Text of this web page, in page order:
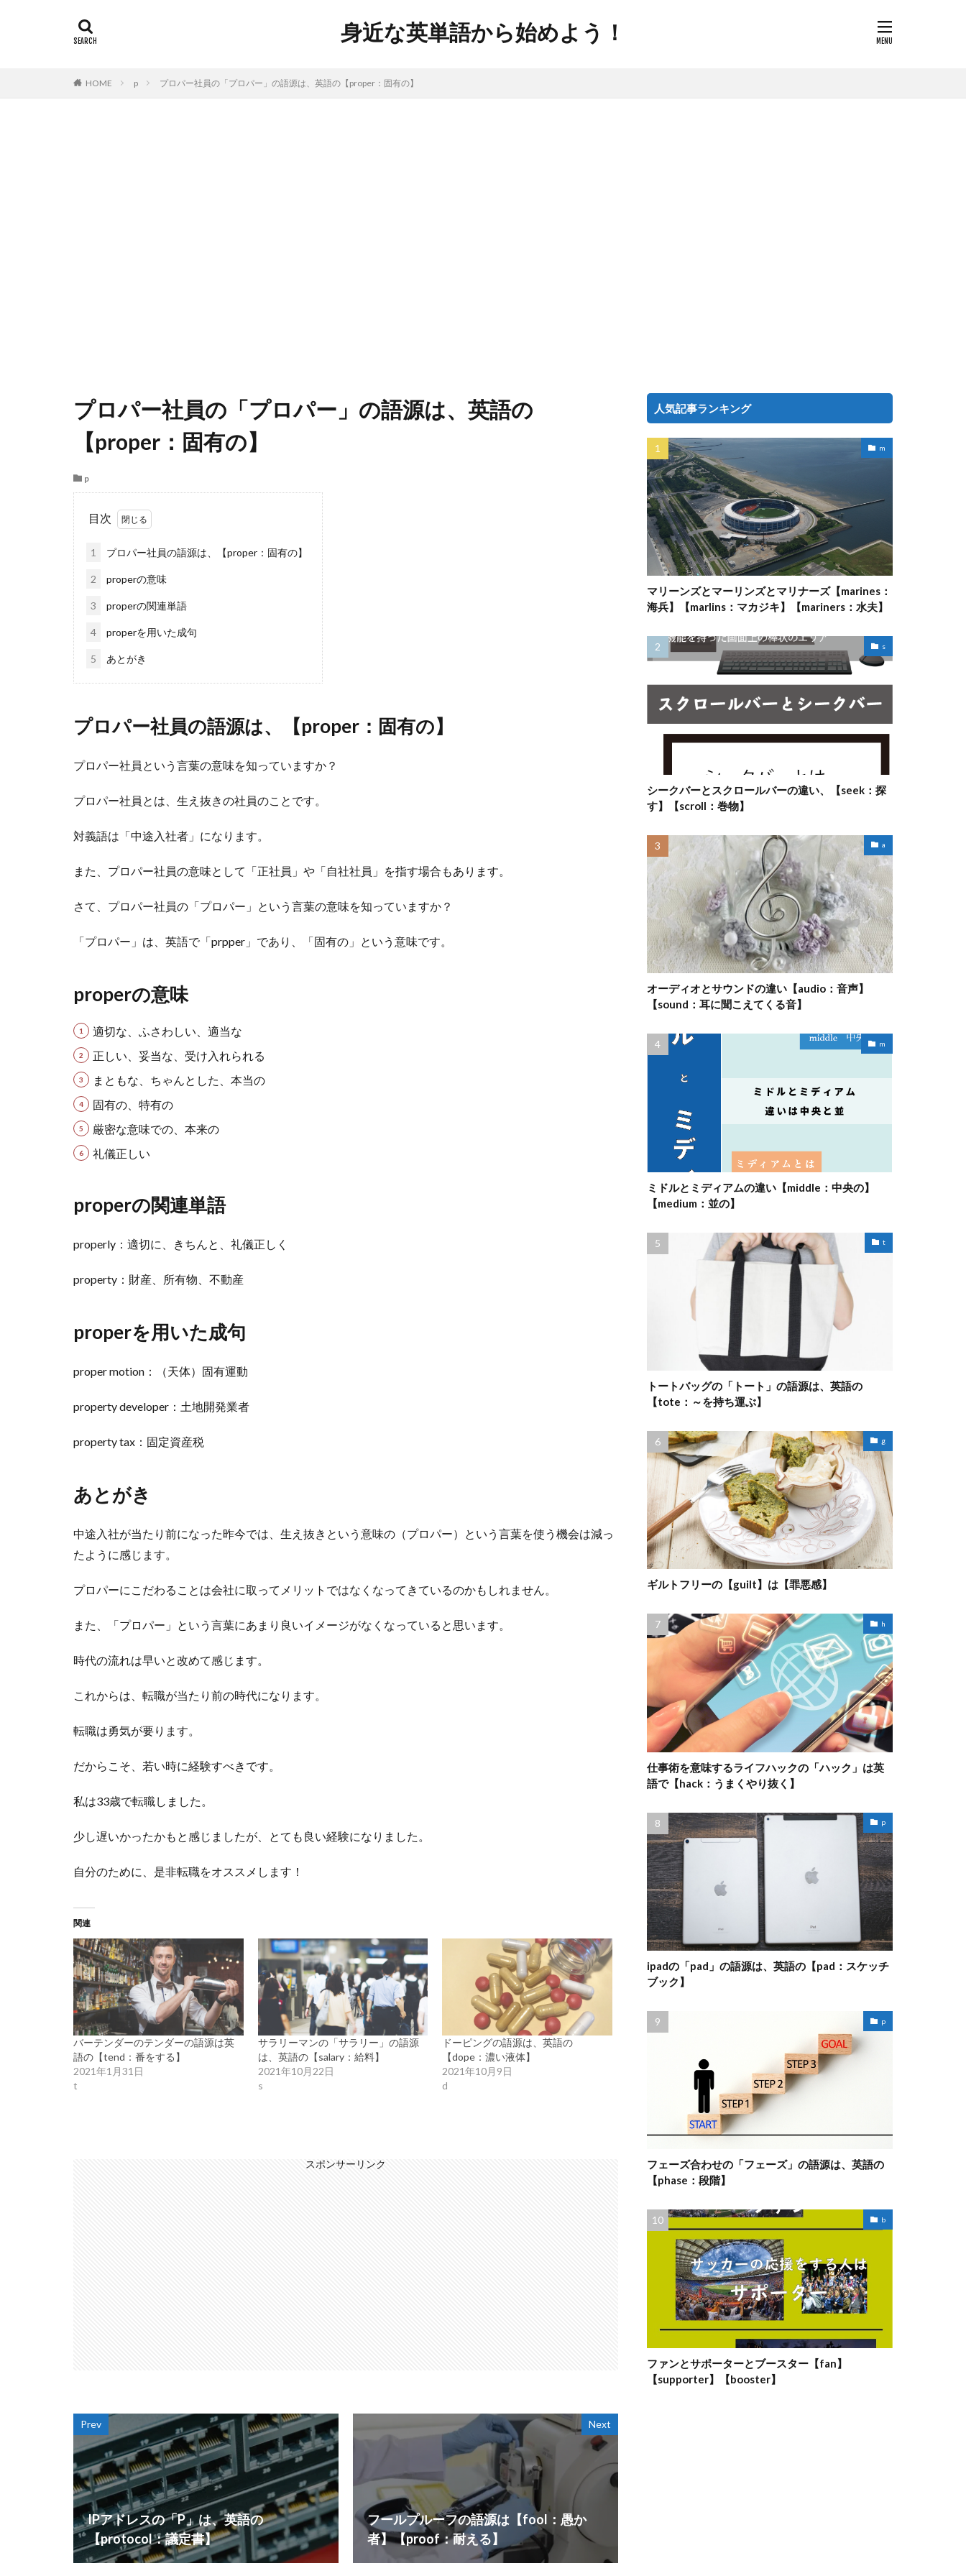
身近な英単語から始めよう！
HOME p プロパー社員の「プロパー」の語源は、英語の【proper：固有の】
プロパー社員の「プロパー」の語源は、英語の
【proper：固有の】
p
目次
1 プロパー社員の語源は、【proper：固有の】
2 properの意味
3 properの関連単語
4 properを用いた成句
5 あとがき
プロパー社員の語源は、【proper：固有の】
プロパー社員という言葉の意味を知っていますか？
プロパー社員とは、生え抜きの社員のことです。
対義語は「中途入社者」になります。
また、プロパー社員の意味として「正社員」や「自社社員」を指す場合もあります。
さて、プロパー社員の「プロパー」という言葉の意味を知っていますか？
「プロパー」は、英語で「prpper」であり、「固有の」という意味です。
properの意味
適切な、ふさわしい、適当な
正しい、妥当な、受け入れられる
まともな、ちゃんとした、本当の
固有の、特有の
厳密な意味での、本来の
礼儀正しい
properの関連単語
properly：適切に、きちんと、礼儀正しく
property：財産、所有物、不動産
properを用いた成句
proper motion：（天体）固有運動
property developer：土地開発業者
property tax：固定資産税
あとがき
中途入社が当たり前になった昨今では、生え抜きという意味の（プロパー）という言葉を使う機会は減っ
たように感じます。
プロパーにこだわることは会社に取ってメリットではなくなってきているのかもしれません。
また、「プロパー」という言葉にあまり良いイメージがなくなっていると思います。
時代の流れは早いと改めて感じます。
これからは、転職が当たり前の時代になります。
転職は勇気が要ります。
だからこそ、若い時に経験すべきです。
私は33歳で転職しました。
少し遅いかったかもと感じましたが、とても良い経験になりました。
自分のために、是非転職をオススメします！
関連
バーテンダーのテンダーの語源は英
語の【tend：番をする】
2021年1月31日
t
サラリーマンの「サラリー」の語源
は、英語の【salary：給料】
2021年10月22日
s
ドーピングの語源は、英語の
【dope：濃い液体】
2021年10月9日
d
スポンサーリンク
Prev
IPアドレスの「P」は、英語の
【protocol：議定書】
Next
フールプルーフの語源は【fool：愚か
者】【proof：耐える】
人気記事ランキング
m
マリーンズとマーリンズとマリナーズ【marines：
海兵】【marlins：マカジキ】【mariners：水夫】
s
シークバーとスクロールバーの違い、【seek：探
す】【scroll：巻物】
a
オーディオとサウンドの違い【audio：音声】
【sound：耳に聞こえてくる音】
m
ミドルとミディアムの違い【middle：中央の】
【medium：並の】
t
トートバッグの「トート」の語源は、英語の
【tote：～を持ち運ぶ】
g
ギルトフリーの【guilt】は【罪悪感】
h
仕事術を意味するライフハックの「ハック」は英
語で【hack：うまくやり抜く】
p
ipadの「pad」の語源は、英語の【pad：スケッチ
ブック】
p
フェーズ合わせの「フェーズ」の語源は、英語の
【phase：段階】
b
ファンとサポーターとブースター【fan】
【supporter】【booster】